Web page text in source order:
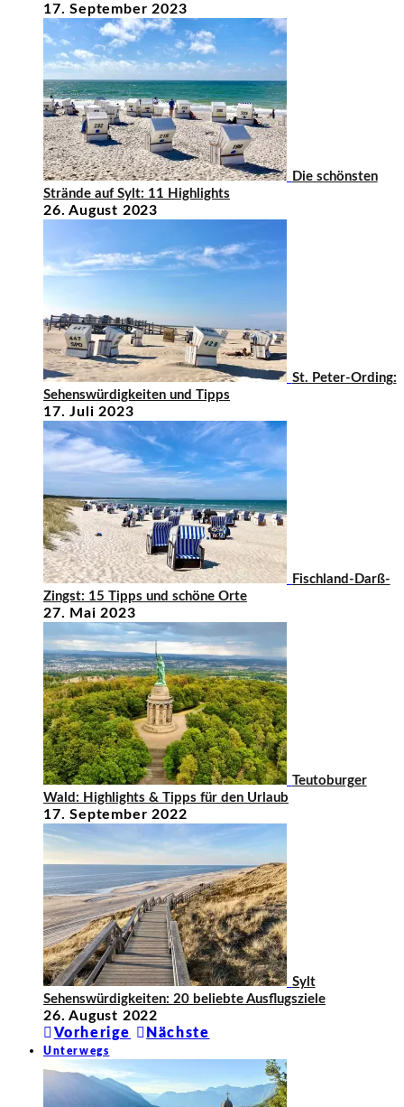
17. September 2023
Die schönsten
Strände auf Sylt: 11 Highlights
26. August 2023
St. Peter-Ording:
Sehenswürdigkeiten und Tipps
17. Juli 2023
Fischland-Darß-
Zingst: 15 Tipps und schöne Orte
27. Mai 2023
Teutoburger
Wald: Highlights & Tipps für den Urlaub
17. September 2022
Sylt
Sehenswürdigkeiten: 20 beliebte Ausflugsziele
26. August 2022
Vorherige
Nächste
Unterwegs